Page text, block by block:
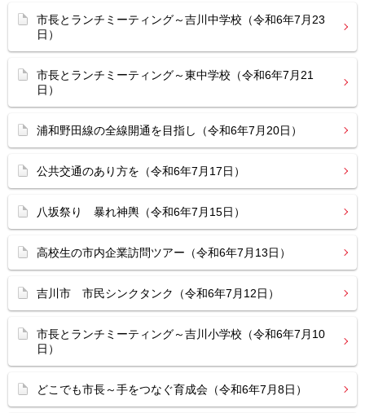
市長とランチミーティング～吉川中学校（令和6年7月23
日）
市長とランチミーティング～東中学校（令和6年7月21
日）
浦和野田線の全線開通を目指し（令和6年7月20日）
公共交通のあり方を（令和6年7月17日）
八坂祭り 暴れ神輿（令和6年7月15日）
高校生の市内企業訪問ツアー（令和6年7月13日）
吉川市 市民シンクタンク（令和6年7月12日）
市長とランチミーティング～吉川小学校（令和6年7月10
日）
どこでも市長～手をつなぐ育成会（令和6年7月8日）